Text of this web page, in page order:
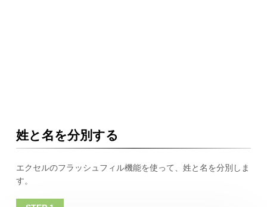
姓と名を分別する
エクセルのフラッシュフィル機能を使って、姓と名を分別しま
す。